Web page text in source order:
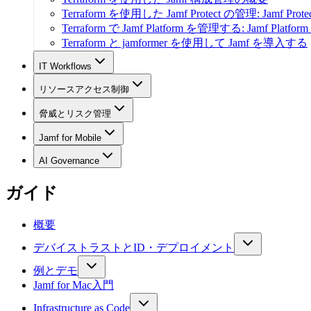
Terraform を使用した Jamf Protect の管理: Jamf
Terraform で Jamf Platform を管理する: Jamf
Terraform と jamformer を使用して Jamf を導入する
IT Workflows
リソースアクセス制御
脅威とリスク管理
Jamf for Mobile
AI Governance
ガイド
概要
デバイストラストとID・デプロイメント
例とデモ
Jamf for Mac入門
Infrastructure as Code